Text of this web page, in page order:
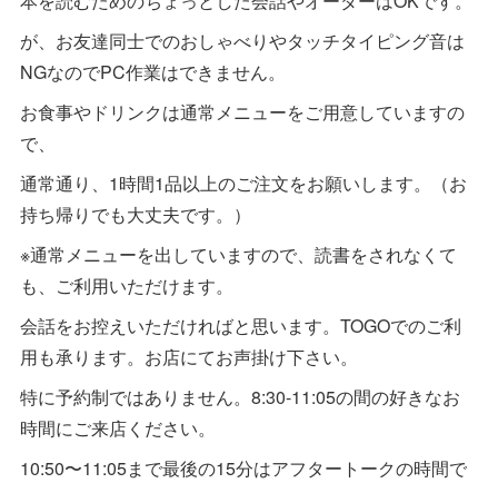
が、お友達同士でのおしゃべりやタッチタイピング音は
NGなのでPC作業はできません。
お食事やドリンクは通常メニューをご用意していますの
で、
通常通り、1時間1品以上のご注文をお願いします。（お
持ち帰りでも大丈夫です。）
※通常メニューを出していますので、読書をされなくて
も、ご利用いただけます。
会話をお控えいただければと思います。TOGOでのご利
用も承ります。お店にてお声掛け下さい。
特に予約制ではありません。8:30-11:05の間の好きなお
時間にご来店ください。
10:50〜11:05まで最後の15分はアフタートークの時間で